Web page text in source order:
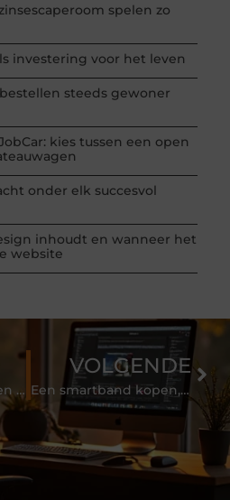
spelen zo
investering voor het leven
steeds gewoner
kies tussen een open
onder elk succesvol
inhoudt en wanneer het
website
Duurzaam feest vieren met onze partybussen in Den Haag
VOLGENDE
Een smartband kopen, zo blijft u iedere dag in beweging